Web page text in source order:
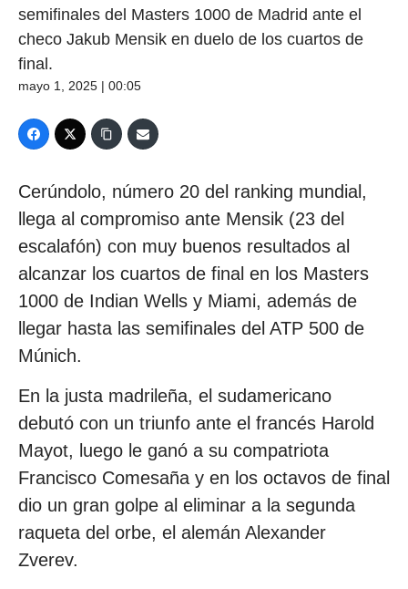
semifinales del Masters 1000 de Madrid ante el
checo Jakub Mensik en duelo de los cuartos de
final.
mayo 1, 2025 | 00:05
Cerúndolo, número 20 del ranking mundial,
llega al compromiso ante Mensik (23 del
escalafón) con muy buenos resultados al
alcanzar los cuartos de final en los Masters
1000 de Indian Wells y Miami, además de
llegar hasta las semifinales del ATP 500 de
Múnich.
En la justa madrileña, el sudamericano
debutó con un triunfo ante el francés Harold
Mayot, luego le ganó a su compatriota
Francisco Comesaña y en los octavos de final
dio un gran golpe al eliminar a la segunda
raqueta del orbe, el alemán Alexander
Zverev.